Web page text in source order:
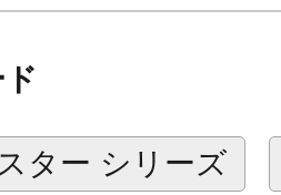
ムプレート付きの
別な一日をお祝い
ター シリーズ